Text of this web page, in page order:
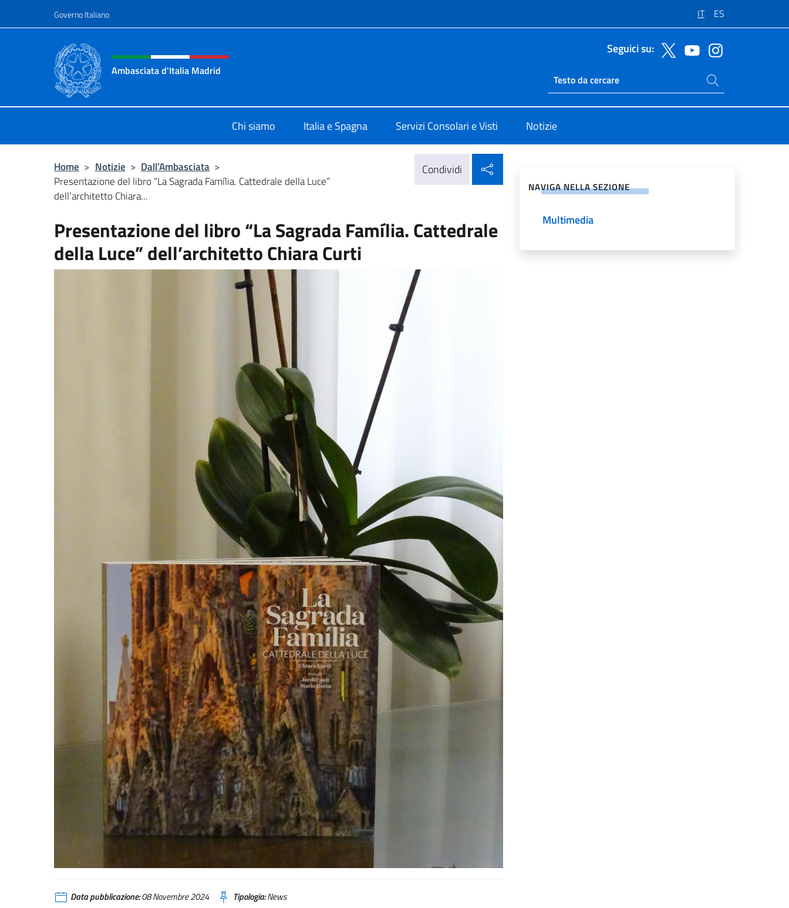
Governo Italiano IT ES
Intestazione sito, social e menù
Ambasciata d'Italia Madrid
Seguici su:
Ricerca sito live
Cerca nel sito
Chi siamo Italia e Spagna Servizi Consolari e Visti Notizie
Home > Notizie > Dall’Ambasciata >
Presentazione del libro “La Sagrada Família. Cattedrale della Luce”
dell’architetto Chiara...
Condividi
Presentazione del libro “La Sagrada Família. Cattedrale
della Luce” dell’architetto Chiara Curti
Data pubblicazione:08 Novembre 2024 Tipologia:News
NAVIGA NELLA SEZIONE
Multimedia